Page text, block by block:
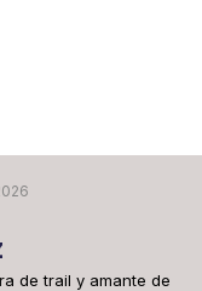
de trail y amante de